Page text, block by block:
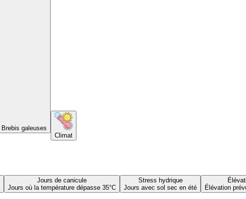
Brebis galeuses
Climat
Jours de canicule
Jours où la température dépasse 35°C
Stress hydrique
Jours avec sol sec en été
Élévation